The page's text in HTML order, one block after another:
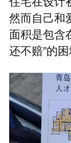
然而自己和
面积是包含
还不赔”的困